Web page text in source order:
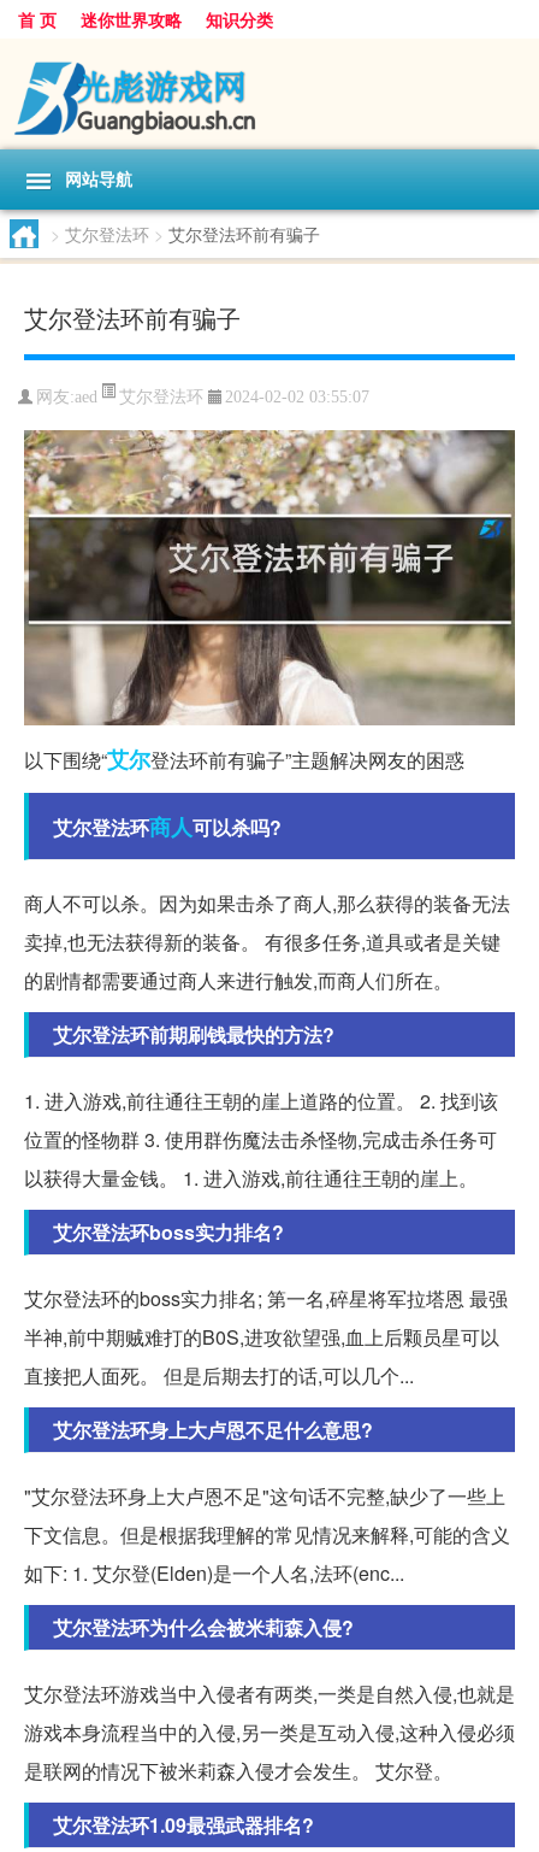
首 页 迷你世界攻略 知识分类
网站导航
> 艾尔登法环 > 艾尔登法环前有骗子
艾尔登法环前有骗子
网友:aed 艾尔登法环 2024-02-02 03:55:07
以下围绕“艾尔登法环前有骗子”主题解决网友的困惑
艾尔登法环商人可以杀吗?
商人不可以杀。因为如果击杀了商人,那么获得的装备无法
卖掉,也无法获得新的装备。 有很多任务,道具或者是关键
的剧情都需要通过商人来进行触发,而商人们所在。
艾尔登法环前期刷钱最快的方法?
1. 进入游戏,前往通往王朝的崖上道路的位置。 2. 找到该
位置的怪物群 3. 使用群伤魔法击杀怪物,完成击杀任务可
以获得大量金钱。 1. 进入游戏,前往通往王朝的崖上。
艾尔登法环boss实力排名?
艾尔登法环的boss实力排名; 第一名,碎星将军拉塔恩 最强
半神,前中期贼难打的B0S,进攻欲望强,血上后颗员星可以
直接把人面死。 但是后期去打的话,可以几个...
艾尔登法环身上大卢恩不足什么意思?
"艾尔登法环身上大卢恩不足"这句话不完整,缺少了一些上
下文信息。但是根据我理解的常见情况来解释,可能的含义
如下: 1. 艾尔登(Elden)是一个人名,法环(enc...
艾尔登法环为什么会被米莉森入侵?
艾尔登法环游戏当中入侵者有两类,一类是自然入侵,也就是
游戏本身流程当中的入侵,另一类是互动入侵,这种入侵必须
是联网的情况下被米莉森入侵才会发生。 艾尔登。
艾尔登法环1.09最强武器排名?